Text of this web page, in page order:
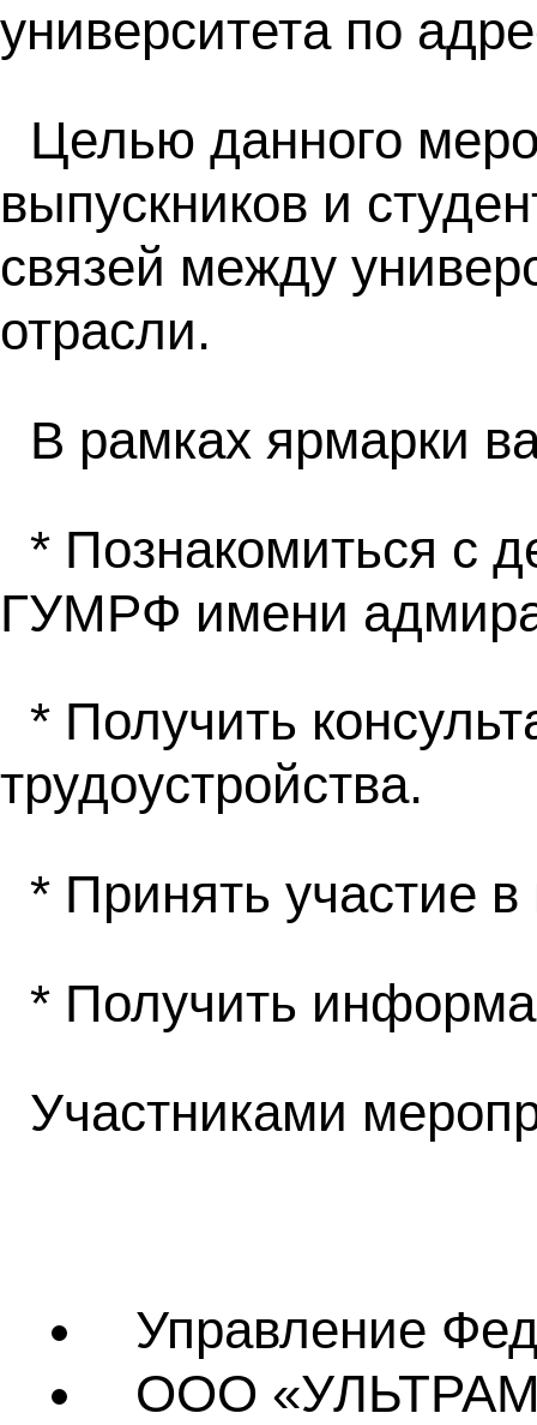
университета по
Целью данного
выпускников и
связей между
отрасли.
В рамках ярмарки
* Познакомиться с
ГУМРФ имени
* Получить
трудоустройства.
* Принять участие
* Получить
Участниками
Управление
ООО